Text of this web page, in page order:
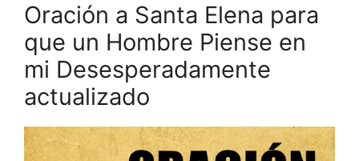
Oración a Santa Elena para
que un Hombre Piense en
mi Desesperadamente
actualizado